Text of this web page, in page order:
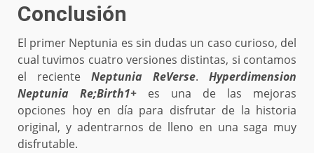
Conclusión
El primer Neptunia es sin dudas un caso curioso, del
cual tuvimos cuatro versiones distintas, si contamos
el reciente Neptunia ReVerse. Hyperdimension
Neptunia Re;Birth1+ es una de las mejoras
opciones hoy en día para disfrutar de la historia
original, y adentrarnos de lleno en una saga muy
disfrutable.